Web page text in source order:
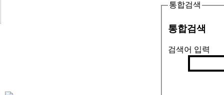
통합검색
통합검색
검색어 입력